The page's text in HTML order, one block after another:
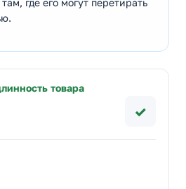
где его могут перетирать
товара
✓